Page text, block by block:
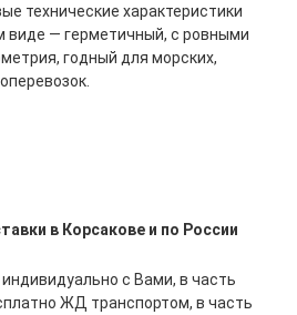
технические характеристики
виде — герметичный, с ровными
годный для морских,
в Корсакове и по России
с Вами, в часть
ЖД транспортом, в часть